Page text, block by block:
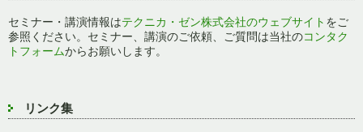
セミナー・講演情報はテクニカ・ゼン株式会社のウェブサイト をご
参照ください。セミナー、講演のご依頼、ご質問は当社のコンタク
トフォームからお願いします。
リンク集